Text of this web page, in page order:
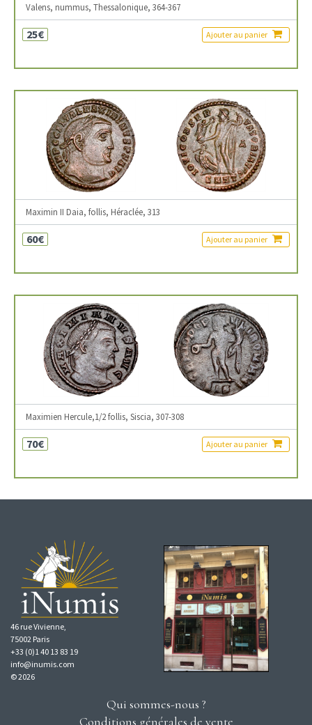
Valens, nummus, Thessalonique, 364-367
25€ Ajouter au panier
Maximin II Daia, follis, Héraclée, 313
60€ Ajouter au panier
Maximien Hercule,1/2 follis, Siscia, 307-308
70€ Ajouter au panier
46 rue Vivienne,
75002 Paris
+33 (0)1 40 13 83 19
info@inumis.com
© 2026
Qui sommes-nous ?
Conditions générales de vente